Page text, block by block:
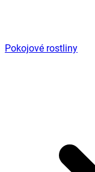
Pokojové rostliny